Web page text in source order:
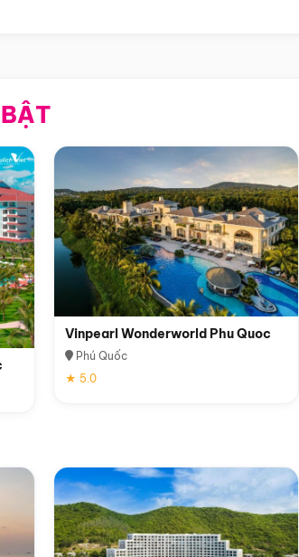
Vinpearl Wonderworld Phu Quoc
Phú Quốc
★ 5.0